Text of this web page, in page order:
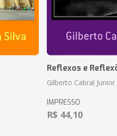
Reflexos e
Gilberto Cabral Junior
IMPRESSO
R$ 44,10